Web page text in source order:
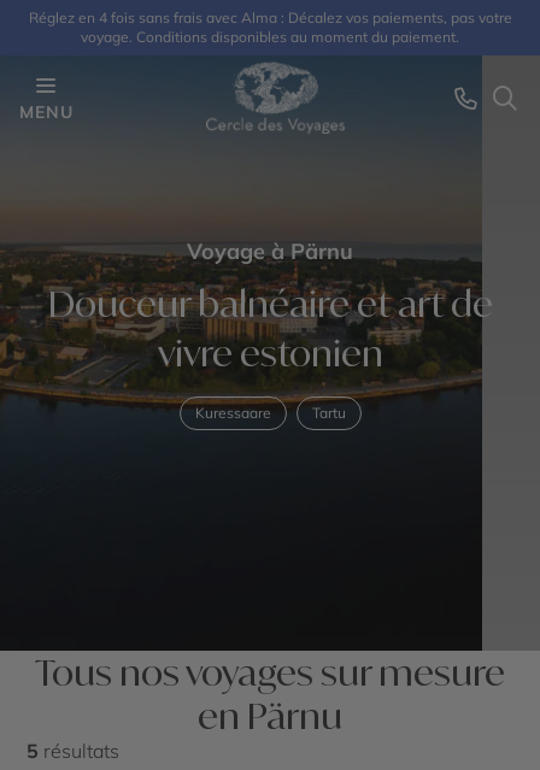
Réglez en 4 fois sans frais avec Alma : Décalez vos paiements, pas votre
voyage. Conditions disponibles au moment du paiement.
MENU
Voyage à Pärnu
Douceur balnéaire et art de
vivre estonien
Kuressaare Tartu
Tous nos voyages sur mesure
en Pärnu
5 résultats